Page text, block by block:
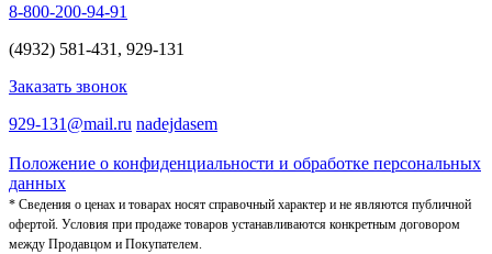
8-800-200-94-91
(4932) 581-431, 929-131
Заказать звонок
929-131@mail.ru nadejdasem
Положение о конфиденциальности и обработке персональных
данных
* Сведения о ценах и товарах носят справочный характер и не являются публичной
офертой. Условия при продаже товаров устанавливаются конкретным договором
между Продавцом и Покупателем.